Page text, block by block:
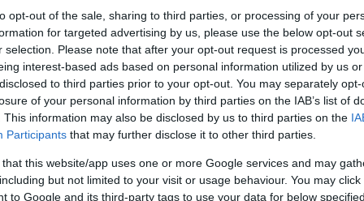
opt-out of the sale, sharing to third parties, or processing of your
for targeted advertising by us, please use the below opt-out
selection. Please note that after your opt-out request is processed
interest-based ads based on personal information utilized by us
to third parties prior to your opt-out. You may separately
of your personal information by third parties on the IAB’s list of
This information may also be disclosed by us to third parties on the
Participants that may further disclose it to other third parties.
that this website/app uses one or more Google services and may
but not limited to your visit or usage behaviour. You may
to Google and its third-party tags to use your data for below
το ΕΘΝΟΣ στη Google